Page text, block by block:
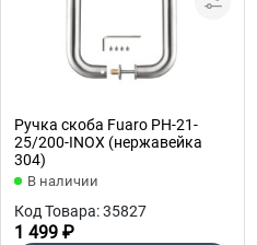
Ручка скоба Fuaro PH-21-
25/200-INOX (нержавейка
304)
В наличии
Код Товара: 35827
1 499 ₽